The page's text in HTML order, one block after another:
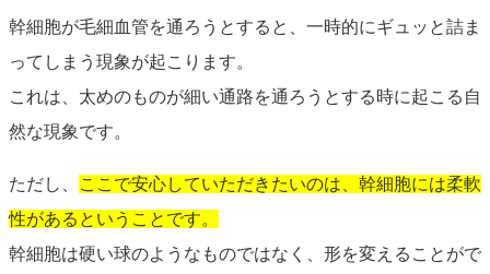
幹細胞が毛細血管を通ろうとすると、一時的にギュッと詰ま
ってしまう現象が起こります。
これは、太めのものが細い通路を通ろうとする時に起こる自
然な現象です。
ただし、
ここで安心していただきたいのは、幹細胞には柔軟
性があるということです。
幹細胞は硬い球のようなものではなく、形を変えることがで